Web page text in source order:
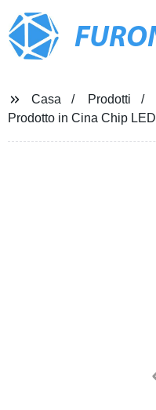
Casa
Prodotti
Prodotto in Cina Chip